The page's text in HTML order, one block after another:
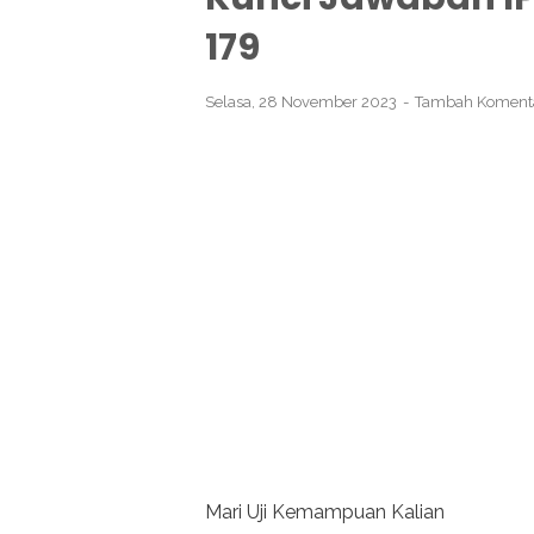
179
Selasa, 28 November 2023 Tambah
Mari Uji Kemampuan Kalian